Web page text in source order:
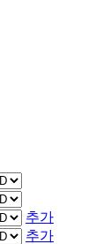
추가
추가